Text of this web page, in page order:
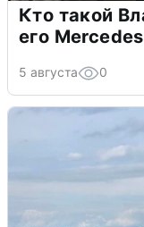
Кто такой
его
5 августа 0